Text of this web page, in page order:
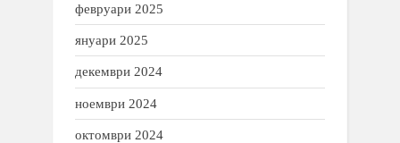
февруари 2025
януари 2025
декември 2024
ноември 2024
октомври 2024